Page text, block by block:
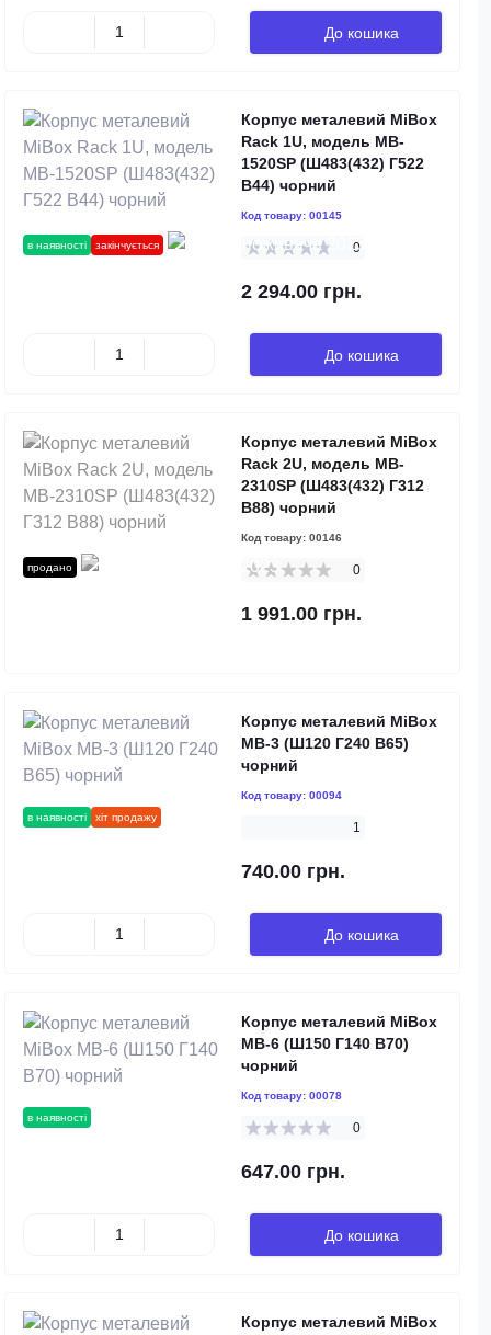
До кошика
в наявності закінчується
Корпус металевий MiBox
Rack 1U, модель MB-
1520SP (Ш483(432) Г522
В44) чорний
Код товару: 00145
0
2 294.00 грн.
До кошика
продано
Корпус металевий MiBox
Rack 2U, модель MB-
2310SP (Ш483(432) Г312
В88) чорний
Код товару: 00146
0
1 991.00 грн.
в наявності хіт продажу
Корпус металевий MiBox
MB-3 (Ш120 Г240 В65)
чорний
Код товару: 00094
1
740.00 грн.
До кошика
в наявності
Корпус металевий MiBox
MB-6 (Ш150 Г140 В70)
чорний
Код товару: 00078
0
647.00 грн.
До кошика
Корпус металевий MiBox